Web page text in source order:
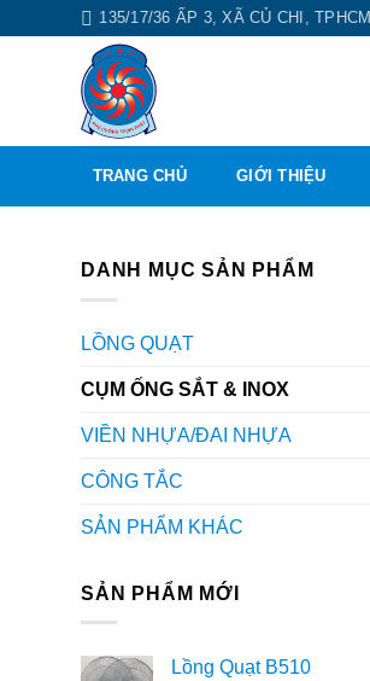
135/17/36 ẤP 3, XÃ CỦ CHI, TPHCM
TRANG CHỦ GIỚI THIỆU
DANH MỤC SẢN PHẨM
LỒNG QUẠT
CỤM ỐNG SẮT & INOX
VIỀN NHỰA/ĐAI NHỰA
CÔNG TẮC
SẢN PHẨM KHÁC
SẢN PHẨM MỚI
Lồng Quạt B510